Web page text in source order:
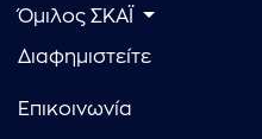
Όμιλος ΣΚΑΪ
Διαφημιστείτε
Επικοινωνία